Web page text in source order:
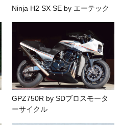
Ninja H2 SX SE by エーテック
GPZ750R by SDブロスモータ
ーサイクル